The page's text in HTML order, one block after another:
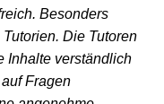
Besonders
Die Tutoren
Inhalte verständlich
Fragen